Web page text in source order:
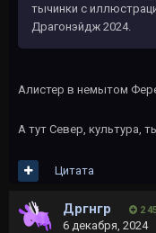
тычинки с
Драгонэйдж 2024.
Алистер в немытом
А тут Север, культура,
Цитата
Дргнгр 2
6 декабря, 2024